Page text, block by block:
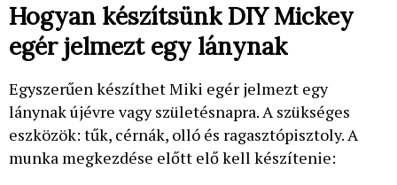
Hogyan készítsünk DIY Mickey
egér jelmezt egy lánynak
Egyszerűen készíthet Miki egér jelmezt egy
lánynak újévre vagy születésnapra. A szükséges
eszközök: tűk, cérnák, olló és ragasztópisztoly. A
munka megkezdése előtt elő kell készítenie: